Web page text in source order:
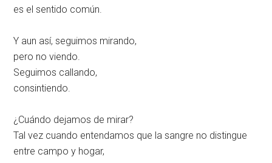
es el sentido común.
Y aun así, seguimos mirando,
pero no viendo.
Seguimos callando,
consintiendo.
¿Cuándo dejamos de mirar?
Tal vez cuando entendamos que la sangre no distingue
entre campo y hogar,